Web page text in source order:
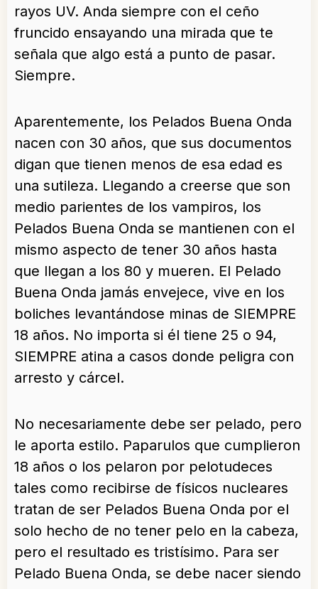
rayos UV. Anda siempre con el ceño
fruncido ensayando una mirada que te
señala que algo está a punto de pasar.
Siempre.
Aparentemente, los Pelados Buena Onda
nacen con 30 años, que sus documentos
digan que tienen menos de esa edad es
una sutileza. Llegando a creerse que son
medio parientes de los vampiros, los
Pelados Buena Onda se mantienen con el
mismo aspecto de tener 30 años hasta
que llegan a los 80 y mueren. El Pelado
Buena Onda jamás envejece, vive en los
boliches levantándose minas de SIEMPRE
18 años. No importa si él tiene 25 o 94,
SIEMPRE atina a casos donde peligra con
arresto y cárcel.
No necesariamente debe ser pelado, pero
le aporta estilo. Paparulos que cumplieron
18 años o los pelaron por pelotudeces
tales como recibirse de físicos nucleares
tratan de ser Pelados Buena Onda por el
solo hecho de no tener pelo en la cabeza,
pero el resultado es tristísimo. Para ser
Pelado Buena Onda, se debe nacer siendo